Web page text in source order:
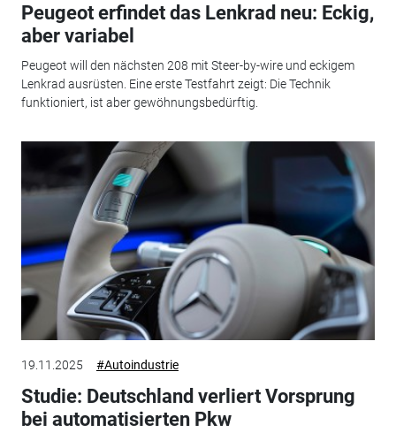
Peugeot erfindet das Lenkrad neu: Eckig,
aber variabel
Peugeot will den nächsten 208 mit Steer-by-wire und eckigem
Lenkrad ausrüsten. Eine erste Testfahrt zeigt: Die Technik
funktioniert, ist aber gewöhnungsbedürftig.
19.11.2025 #Autoindustrie
Studie: Deutschland verliert Vorsprung
bei automatisierten Pkw